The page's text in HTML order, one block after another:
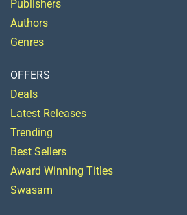
Publishers
Authors
Genres
OFFERS
Deals
Latest Releases
Trending
Best Sellers
Award Winning Titles
Swasam